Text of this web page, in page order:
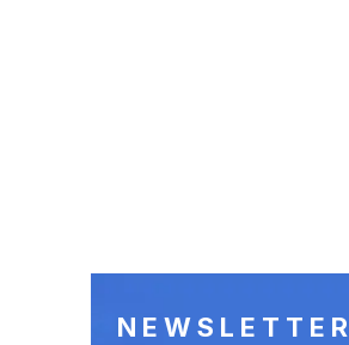
NEWSLETTER